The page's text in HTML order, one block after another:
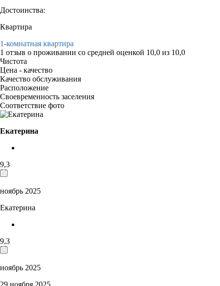
Достоинства:
Квартира
1-комнатная квартира
1 отзыв о проживании со средней оценкой 10,0 из 10,0
Чистота
Цена - качество
Качество обслуживания
Расположение
Своевременность заселения
Соответствие фото
Екатерина
9,3
ноябрь 2025
Екатерина
9,3
ноябрь 2025
29 ноября 2025